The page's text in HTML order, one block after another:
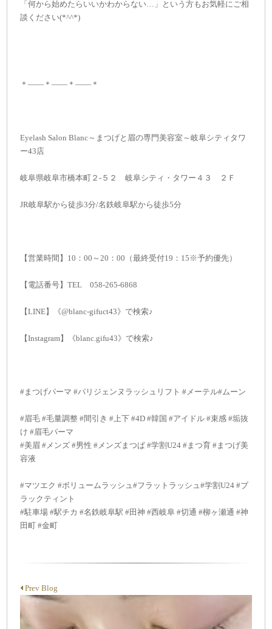
「何から始めたらいいかわからない…」という方もお気軽にご相
談ください(*^^*)
＊——＊——＊——＊
Eyelash Salon Blanc～まつげと眉の専門美容室～岐阜シティタワ
ー43店
岐阜県岐阜市橋本町２-５２ 岐阜シティ・タワー４３ ２Ｆ
JR岐阜駅から徒歩3分/名鉄岐阜駅から徒歩5分
【営業時間】10：00～20：00（最終受付19：15※予約優先）
【電話番号】TEL 058-265-6868
【LINE】《@blanc-gifuct43》で検索♪
【Instagram】《blanc.gifu43》で検索♪
#まつげパーマ #パリジェンヌラッシュリフト #メーテル#ムーン
#眉毛 #毛量調整 #間引き #上下 #4D #韓国 #アイドル #束感 #垢抜
け #眉毛パーマ
#美眉 #メンズ #男性 #メンズまつぱ #学割U24 #まつ育 #まつげ美
容液
#マツエク #ボリュームラッシュ#フラットラッシュ#学割U24 #ブ
ラックティント
#駐車場 #駅チカ #名鉄岐阜駅 #田神 #西岐阜 #切通 #柳ヶ瀬通 #神
田町 #金町
Prev Blog